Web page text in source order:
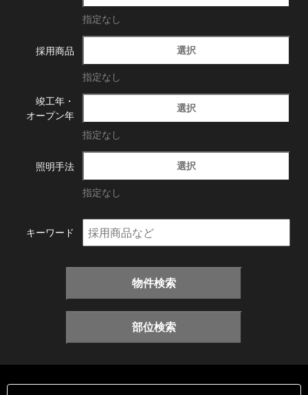
指定なし
採用商品 選択
指定なし
竣工年・
オープン年
選択
指定なし
照明手法 選択
指定なし
キーワード
物件検索
部位検索